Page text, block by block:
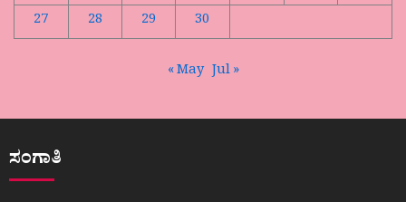
27
28 29 30
« May Jul »
ಸಂಗಾತಿ